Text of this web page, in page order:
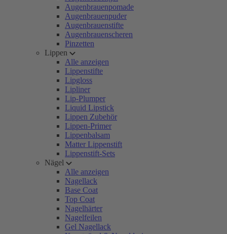
Augenbrauenpomade
Augenbrauenpuder
Augenbrauenstifte
Augenbrauenscheren
Pinzetten
Lippen
Alle anzeigen
Lippenstifte
Lipgloss
Lipliner
Lip-Plumper
Liquid Lipstick
Lippen Zubehör
Lippen-Primer
Lippenbalsam
Matter Lippenstift
Lippenstift-Sets
Nägel
Alle anzeigen
Nagellack
Base Coat
Top Coat
Nagelhärter
Nagelfeilen
Gel Nagellack